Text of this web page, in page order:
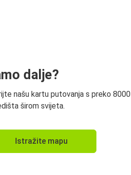
dalje?
našu kartu putovanja s preko 8000
širom svijeta.
Istražite mapu